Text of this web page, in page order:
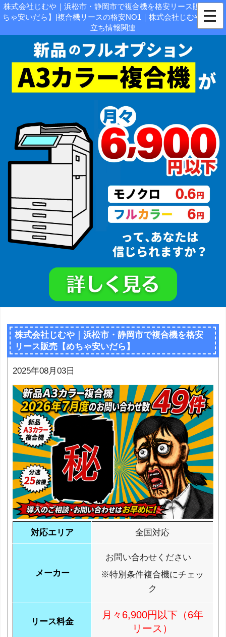
株式会社じむや｜浜松市・静岡市で複合機を格安リース販売【め
ちゃ安いだら】|複合機リースの格安NO1｜株式会社じむや - お役
立ち情報関連
株式会社じむや｜浜松市・静岡市で複合機を格安
リース販売【めちゃ安いだら】
2025年08月03日
対応エリア 全国対応
メーカー
お問い合わせください
※特別条件複合機にチェッ
ク
リース料金
月々6,900円以下（6年
リース）